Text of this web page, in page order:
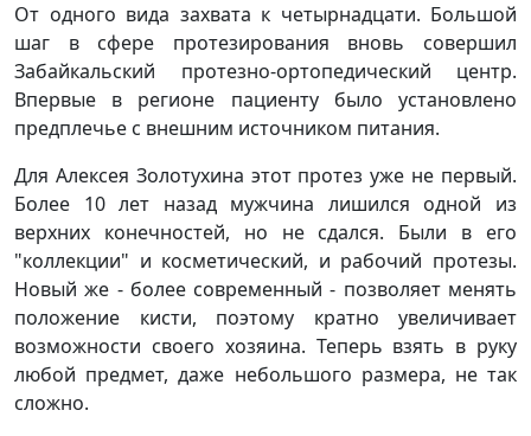
От одного вида захвата к четырнадцати. Большой
шаг в сфере протезирования вновь совершил
Забайкальский протезно-ортопедический центр.
Впервые в регионе пациенту было установлено
предплечье с внешним источником питания.
Для Алексея Золотухина этот протез уже не первый.
Более 10 лет назад мужчина лишился одной из
верхних конечностей, но не сдался. Были в его
"коллекции" и косметический, и рабочий протезы.
Новый же - более современный - позволяет менять
положение кисти, поэтому кратно увеличивает
возможности своего хозяина. Теперь взять в руку
любой предмет, даже небольшого размера, не так
сложно.